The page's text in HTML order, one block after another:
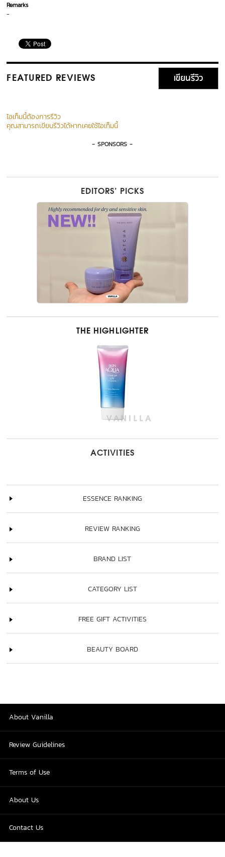
Remarks
-
FEATURED REVIEWS เขียนรีวิว
ไอเท็มนี้ต้องการรีวิว
คุณสามารถเขียนรีวิวได้หากเคยใช้ไอเท็มนี้
- SPONSORS -
EDITORS’ PICKS
THE HIGHLIGHTER
ACTIVITIES
ESSENCE RANKING
REVIEW RANKING
BRAND LIST
CATEGORY LIST
FREE GIFT ACTIVITIES
BEAUTY BOARD
About Vanilla
Review Guidelines
Terms of Use
About Us
Contact Us